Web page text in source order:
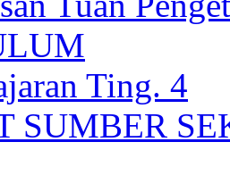
Ting. 4
SUMBER